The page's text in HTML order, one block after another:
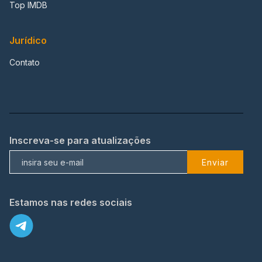
Top IMDB
Jurídico
Contato
Inscreva-se para atualizações
Enviar
Estamos nas redes sociais